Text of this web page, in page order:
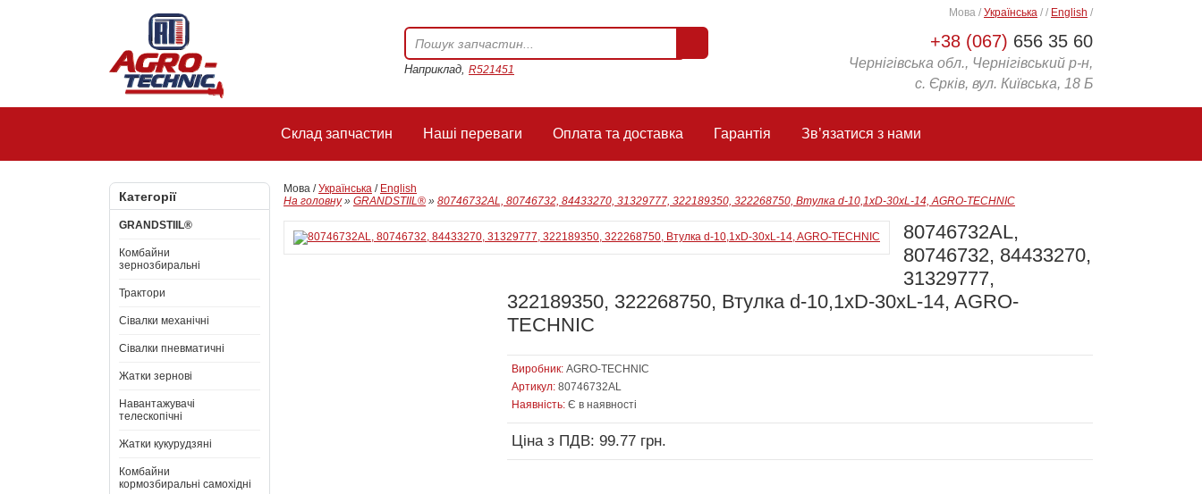
+38 (067) 656 35 60
Чернігівська обл., Чернігівський р-н,
с. Єрків, вул. Київська, 18 Б
Мова / Українська / / English /
Наприклад, R521451
Склад запчастин Наші переваги Оплата та доставка Гарантія Зв’язатися з нами
Категорії
GRANDSTIIL®
Комбайни
зернозбиральні
Трактори
Сівалки механічні
Сівалки пневматичні
Жатки зернові
Навантажувачі
телескопічні
Жатки кукурудзяні
Комбайни
кормозбиральні самохідні
Мова /Українська / English
На головну» GRANDSTIIL® » 80746732AL, 80746732, 84433270, 31329777, 322189350, 322268750, Втулка d-10,1xD-30xL-14, AGRO-TECHNIC
80746732AL,
80746732, 84433270,
31329777,
322189350, 322268750, Втулка d-10,1xD-30xL-14, AGRO-
TECHNIC
Виробник: AGRO-TECHNIC
Артикул: 80746732AL
Наявність: Є в наявності
Ціна з ПДВ: 99.77 грн.